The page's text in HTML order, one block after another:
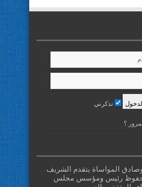
تذكرني
؟
وصادق المواساة يتقدم الشريف
رئيس ومؤسس مجلس